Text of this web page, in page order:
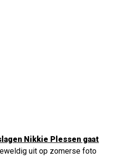
Nikkie Plessen gaat
uit op zomerse foto